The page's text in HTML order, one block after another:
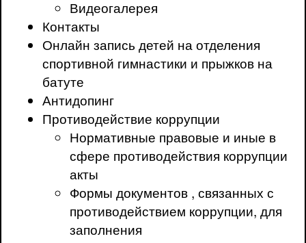
Видеогалерея
Контакты
Онлайн запись детей на отделения
спортивной гимнастики и прыжков на
батуте
Антидопинг
Противодействие коррупции
Нормативные правовые и иные в
сфере противодействия коррупции
акты
Формы документов , связанных с
противодействием коррупции, для
заполнения